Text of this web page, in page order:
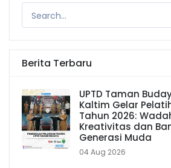
Berita Terbaru
UPTD Taman
Kaltim Gelar
Tahun 2026:
Kreativitas dan
Generasi Muda
04 Aug 2026